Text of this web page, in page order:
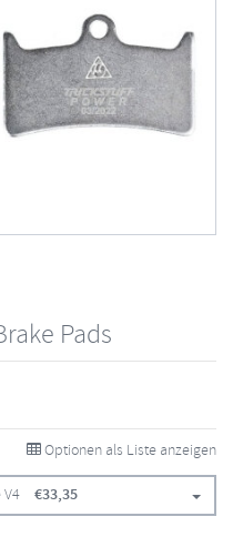
Pads
Optionen als Liste anzeigen
€33,35